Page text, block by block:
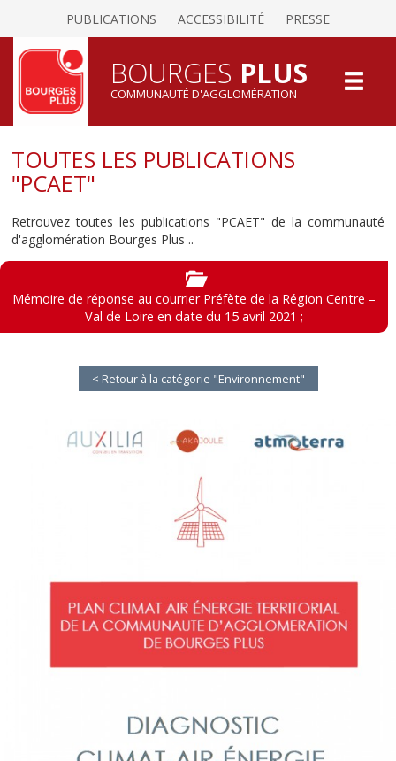
PUBLICATIONS ACCESSIBILITÉ PRESSE
BOURGES PLUS
COMMUNAUTÉ D'AGGLOMÉRATION
TOUTES LES PUBLICATIONS
"PCAET"
Retrouvez toutes les publications "PCAET" de la communauté
d'agglomération Bourges Plus ..
Mémoire de réponse au courrier Préfète de la Région Centre –
Val de Loire en date du 15 avril 2021 ;
< Retour à la catégorie "Environnement"